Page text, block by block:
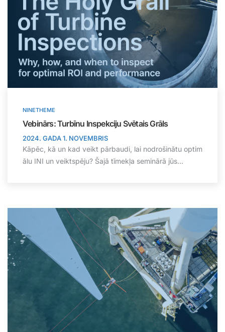
NINETHEME
Vebinārs: Turbīnu Inspekciju Svētais Grāls
2024. GADA 1. NOVEMBRIS
Kāpēc, kā un kad veikt pārbaudi, lai nodrošinātu optim
ālu INI un veiktspēju? Šajā tīmekļa seminārā jūs...